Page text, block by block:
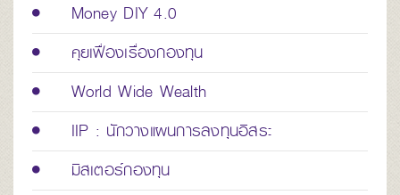
Money DIY 4.0
คุยเฟื่องเรื่องกองทุน
World Wide Wealth
IIP : นักวางแผนการลงทุนอิสระ
มิสเตอร์กองทุน